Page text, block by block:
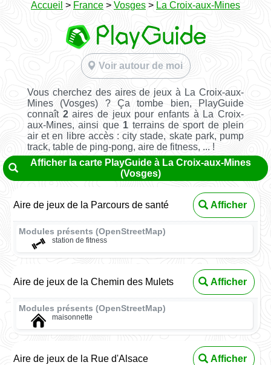
Accueil > France > Vosges > La Croix-aux-Mines
Voir autour de moi
Vous cherchez des aires de jeux à La Croix-aux-
Mines (Vosges) ? Ça tombe bien, PlayGuide
connaît 2aires de jeux pour enfants à La Croix-
aux-Mines, ainsi que 1 terrains de sport de plein
air et en libre accès : city stade, skate park, pump
track, table de ping-pong, aire de fitness, ... !
Afficher la carte PlayGuide à La Croix-aux-Mines
(Vosges)
Aire de jeux de la Parcours de santé Afficher
Modules présents (OpenStreetMap)
station de fitness
Aire de jeux de la Chemin des Mulets Afficher
Modules présents (OpenStreetMap)
maisonnette
Aire de jeux de la Rue d'Alsace Afficher